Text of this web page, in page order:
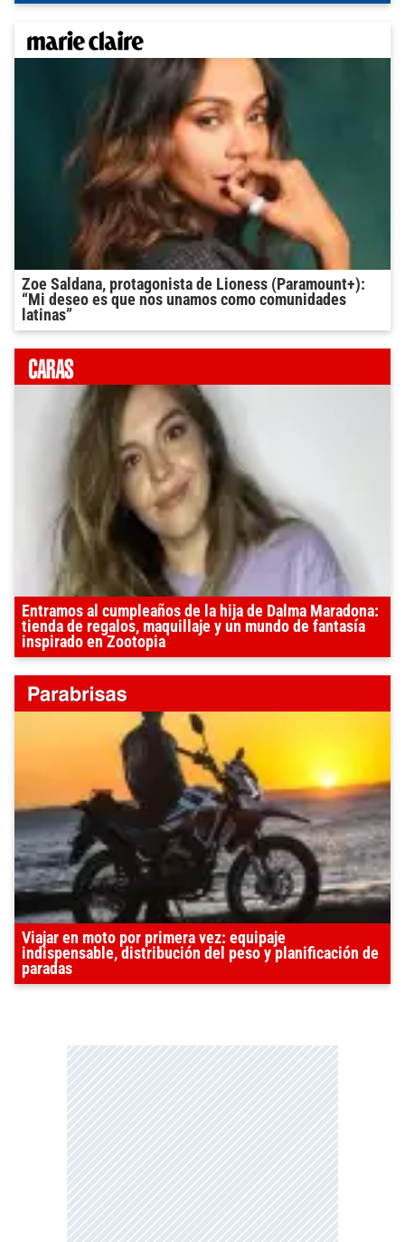
Zoe Saldana, protagonista de Lioness (Paramount+):
“Mi deseo es que nos unamos como comunidades
latinas”
Entramos al cumpleaños de la hija de Dalma Maradona:
tienda de regalos, maquillaje y un mundo de fantasía
inspirado en Zootopia
Viajar en moto por primera vez: equipaje
indispensable, distribución del peso y planificación de
paradas